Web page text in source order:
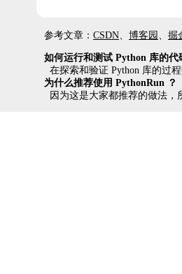
参考文章： CSDN 博客园 掘
如何运行和测试 Python 库的代
在探索和验证 Python 库的过
为什么推荐使用 PythonRun ？
因为这是大家都推荐的做法